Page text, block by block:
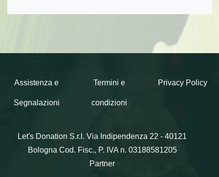
Assistenza e
Segnalazioni
Termini e
condizioni
Privacy Policy
Let's Donation S.r.l. Via Indipendenza 22 - 40121
Bologna Cod. Fisc., P. IVA n. 03188581205
Partner